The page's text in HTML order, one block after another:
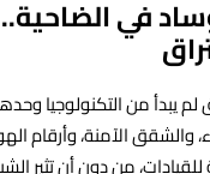
في
لم يبدأ من التكنولوجيا
والشقق الآمنة، وأرقام
للقيادات، من دون أن تثير